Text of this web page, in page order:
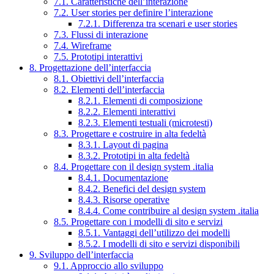
7.2. User stories per definire l’interazione
7.2.1. Differenza tra scenari e user stories
7.3. Flussi di interazione
7.4. Wireframe
7.5. Prototipi interattivi
8. Progettazione dell’interfaccia
8.1. Obiettivi dell’interfaccia
8.2. Elementi dell’interfaccia
8.2.1. Elementi di composizione
8.2.2. Elementi interattivi
8.2.3. Elementi testuali (microtesti)
8.3. Progettare e costruire in alta fedeltà
8.3.1. Layout di pagina
8.3.2. Prototipi in alta fedeltà
8.4. Progettare con il design system .italia
8.4.1. Documentazione
8.4.2. Benefici del design system
8.4.3. Risorse operative
8.4.4. Come contribuire al design system .italia
8.5. Progettare con i modelli di sito e servizi
8.5.1. Vantaggi dell’utilizzo dei modelli
8.5.2. I modelli di sito e servizi disponibili
9. Sviluppo dell’interfaccia
9.1. Approccio allo sviluppo